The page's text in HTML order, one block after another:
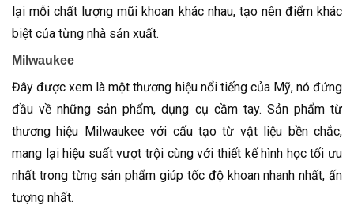
lại mỗi chất lượng mũi khoan khác nhau, tạo nên điểm khác
biệt của từng nhà sản xuất.
Milwaukee
Đây được xem là một thương hiệu nổi tiếng của Mỹ, nó đứng
đầu về những sản phẩm, dụng cụ cầm tay. Sản phẩm từ
thương hiệu Milwaukee với cấu tạo từ vật liệu bền chắc,
mang lại hiệu suất vượt trội cùng với thiết kế hình học tối ưu
nhất trong từng sản phẩm giúp tốc độ khoan nhanh nhất, ấn
tượng nhất.